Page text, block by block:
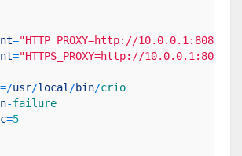
="HTTP_PROXY=http://10.0.0.1:8087"
="HTTPS_PROXY=http://10.0.0.1:8087"
=/usr/local /bin/crio
-failure
=5